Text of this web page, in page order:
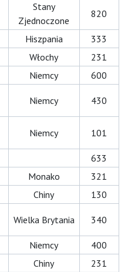
Stany
Zjednoczone
820
Hiszpania
333
Włochy
231
Niemcy
600
Niemcy 430
Niemcy 101
633
Monako
321
Chiny
130
Wielka Brytania 340
Niemcy
400
Chiny
231